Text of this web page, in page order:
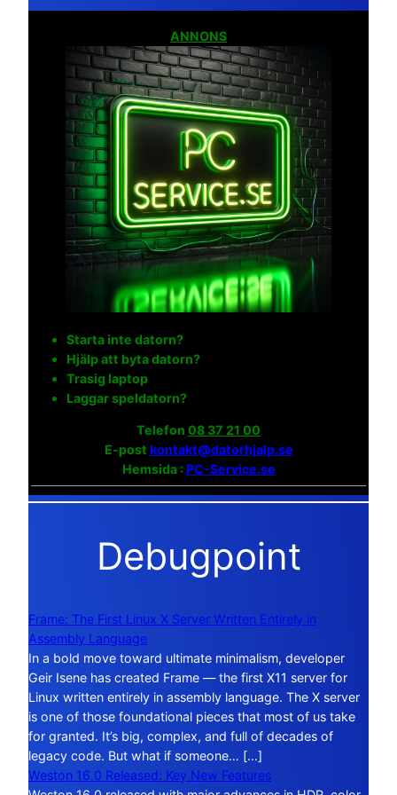
ANNONS
Starta inte datorn?
Hjälp att byta datorn?
Trasig laptop
Laggar speldatorn?
Telefon 08 37 21 00
E-post kontakt@datorhjalp.se
Hemsida :PC-Service.se
Debugpoint
Frame: The First Linux X Server Written Entirely in
Assembly Language
In a bold move toward ultimate minimalism, developer
Geir Isene has created Frame — the first X11 server for
Linux written entirely in assembly language. The X server
is one of those foundational pieces that most of us take
for granted. It’s big, complex, and full of decades of
legacy code. But what if someone… […]
Weston 16.0 Released: Key New Features